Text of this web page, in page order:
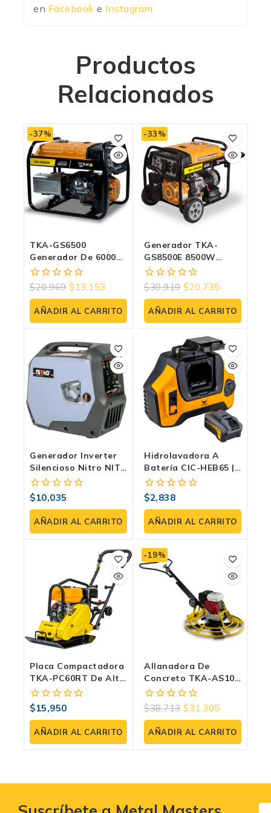
en Facebook e Instagram.
Productos
Relacionados
-37%
TKA-GS6500
Generador De 6000W
– Energía Confiable Y
Duradera Con 13HP
De Fuerza. Portátil
0
fuera
de
5
$20,969 $ 13,153
AÑADIR AL CARRITO
-33%
Generador TKA-
GS8500E 8500W
Potente Con
Arranque Eléctrico Y
16HP
0
fuera
de
5
$30,919 $20,735
AÑADIR AL CARRITO
Generador Inverter
Silencioso Nitro NIT-
GYC2000 2000W
Eficiencia Y
Portabilidad En
Energía Eco-
0
fuera
de
5
$10,035
AÑADIR AL CARRITO
Hidrolavadora A
Batería CIC-HEB65 |
500W 943 PSI 40V
0
fuera
de
5
$2,838
AÑADIR AL CARRITO
Placa Compactadora
TKA-PC60RT De Alto
Rendimiento Con
Motor RATO 7 HP
0
fuera
de
5
$15,950
AÑADIR AL CARRITO
-19%
Allanadora De
Concreto TKA-AS100
TORNADO Con
Motor Loncin De
5.5HP
0
fuera
de
5
$38,713 $31,305
AÑADIR AL CARRITO